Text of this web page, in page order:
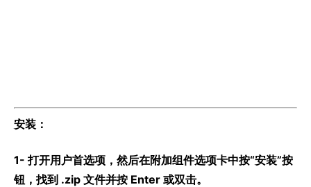
安装：
1- 打开用户首选项，然后在附加组件选项卡中按“安装”按
钮，找到 .zip 文件并按 Enter 或双击。